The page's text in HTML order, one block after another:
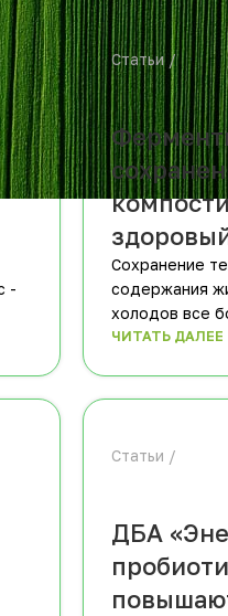
2025
-
Статьи
Сохранение
содержания
холодов все
ЧИТАТЬ ДАЛЕЕ
Статьи
ДБА